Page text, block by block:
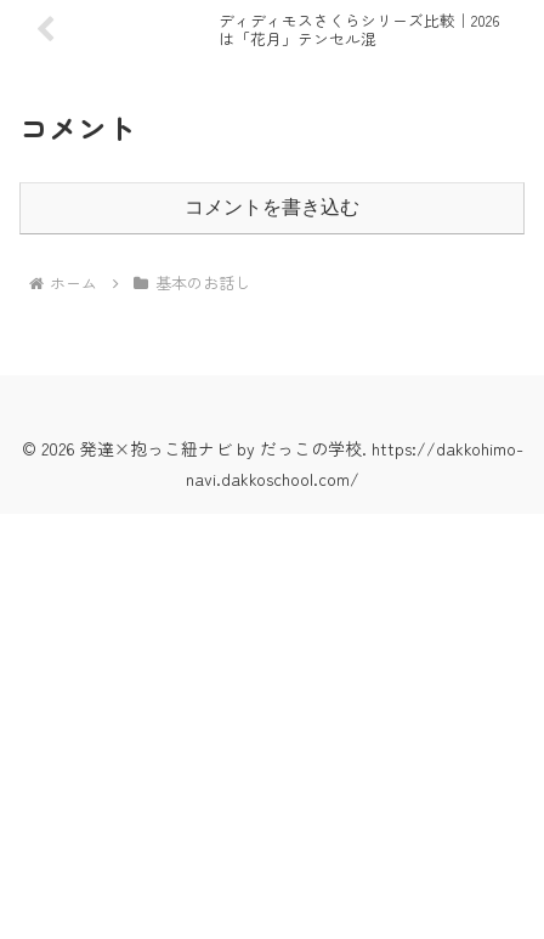
ディディモスさくらシリーズ比較｜2026
は「花月」テンセル混
コメント
コメントを書き込む
ホーム 基本のお話し
© 2026 発達×抱っこ紐ナビ by だっこの学校. https://dakkohimo-
navi.dakkoschool.com/